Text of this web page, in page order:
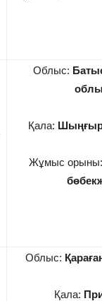
Облыс:
Қала:
Жұмыс
Облыс:
Қала: